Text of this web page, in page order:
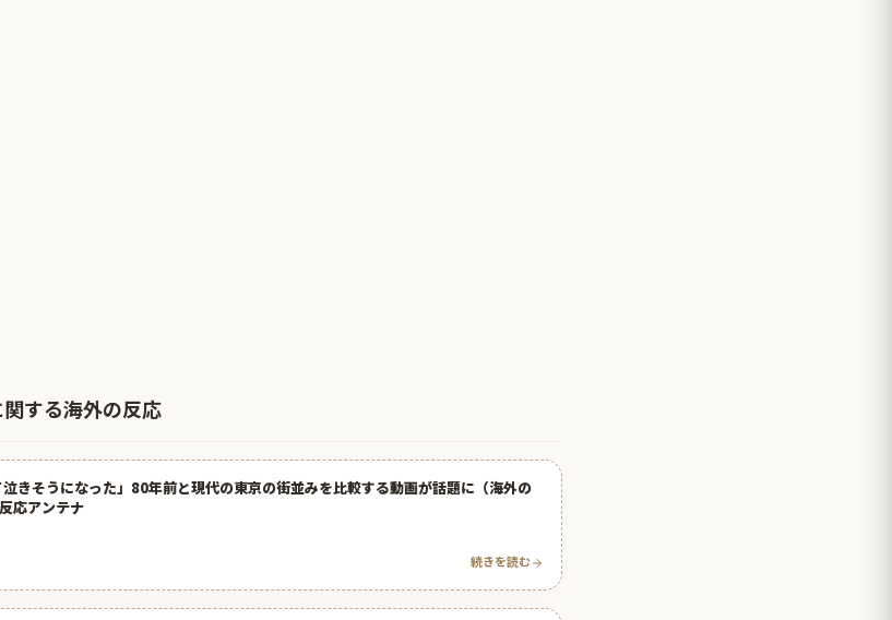
関する海外の反応
きそうになった」80年前と現代の東京の街並みを比較する動画が話題に（海外の
応アンテナ
続きを読む